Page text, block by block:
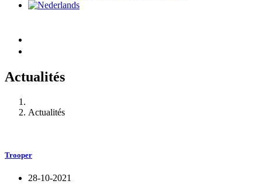
Actualités
Actualités
Trooper
28-10-2021